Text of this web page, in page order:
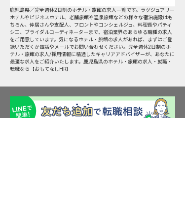
鹿児島県／完全週休2日制 のホテル・旅館の求人一覧です。ラグジュアリー
ホテルやビジネスホテル、老舗旅館や温泉旅館などの様々な宿泊施設はも
ちろん、仲居さんや支配人、フロントやコンシェルジュ、料理長やパティ
シエ、ブライダルコーディネーターまで、宿泊業界のあらゆる職種の求人
をご用意しています。気になるホテル・旅館の求人があれば、まずはご登
録いただくか電話やメールでお問い合わせください。完全週休2日制のホ
テル・旅館の求人/採用情報に精通したキャリアアドバイザーが、あなたに
最適な求人をご紹介いたします。鹿児島県のホテル・旅館の求人・就職・
転職なら【おもてなしHR】